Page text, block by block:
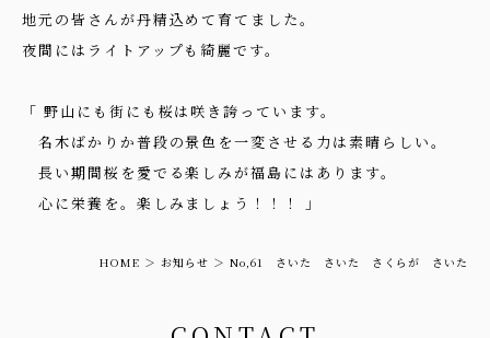
地元の皆さんが丹精込めて育てました。
夜間にはライトアップも綺麗です。
「 野山にも街にも桜は咲き誇っています。
名木ばかりか普段の景色を一変させる力は素晴らしい。
長い期間桜を愛でる楽しみが福島にはあります。
心に栄養を。楽しみましょう！！！ 」
HOME お知らせ No,61 さいた さいた さくらが さいた